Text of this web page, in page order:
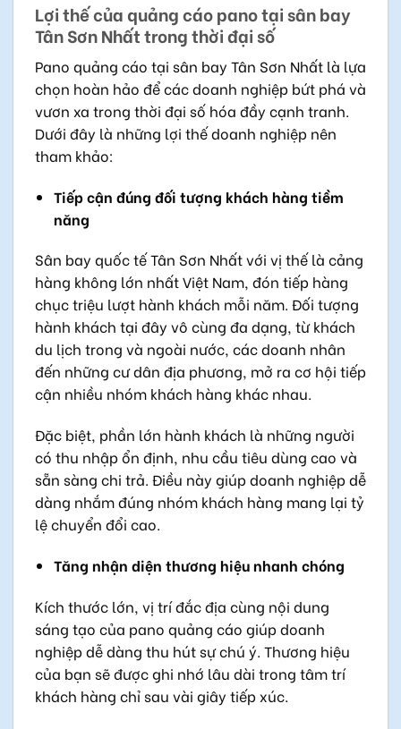
Lợi thế của quảng cáo pano tại sân bay
Tân Sơn Nhất trong thời đại số
Pano quảng cáo tại sân bay Tân Sơn Nhất là lựa
chọn hoàn hảo để các doanh nghiệp bứt phá và
vươn xa trong thời đại số hóa đầy cạnh tranh.
Dưới đây là những lợi thế doanh nghiệp nên
tham khảo:
Tiếp cận đúng đối tượng khách hàng tiềm
năng
Sân bay quốc tế Tân Sơn Nhất với vị thế là cảng
hàng không lớn nhất Việt Nam, đón tiếp hàng
chục triệu lượt hành khách mỗi năm. Đối tượng
hành khách tại đây vô cùng đa dạng, từ khách
du lịch trong và ngoài nước, các doanh nhân
đến những cư dân địa phương, mở ra cơ hội tiếp
cận nhiều nhóm khách hàng khác nhau.
Đặc biệt, phần lớn hành khách là những người
có thu nhập ổn định, nhu cầu tiêu dùng cao và
sẵn sàng chi trả. Điều này giúp doanh nghiệp dễ
dàng nhắm đúng nhóm khách hàng mang lại tỷ
lệ chuyển đổi cao.
Tăng nhận diện thương hiệu nhanh chóng
Kích thước lớn, vị trí đắc địa cùng nội dung
sáng tạo của pano quảng cáo giúp doanh
nghiệp dễ dàng thu hút sự chú ý. Thương hiệu
của bạn sẽ được ghi nhớ lâu dài trong tâm trí
khách hàng chỉ sau vài giây tiếp xúc.